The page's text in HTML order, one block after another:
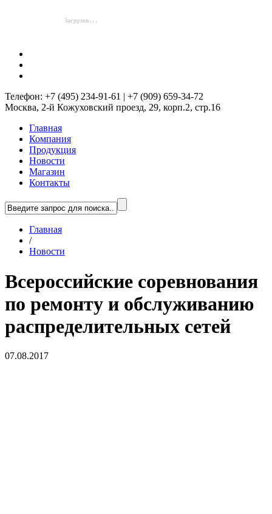
Телефон: +7 (495) 234-91-61 | +7 (909) 659-34-72
Москва, 2-й Кожуховский проезд, 29, корп.2, стр.16
Главная
Компания
Продукция
Новости
Магазин
Контакты
Главная
/
Новости
Всероссийские соревнования
по ремонту и обслуживанию
распределительных сетей
07.08.2017